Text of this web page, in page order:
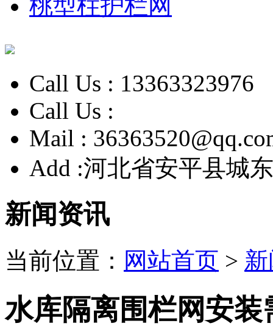
桃型柱护栏网
Call Us : 13363323976
Call Us :
Mail :
Add :河北省安平县城
新闻资讯
当前位置： 网站首页 >
水库隔离围栏网安